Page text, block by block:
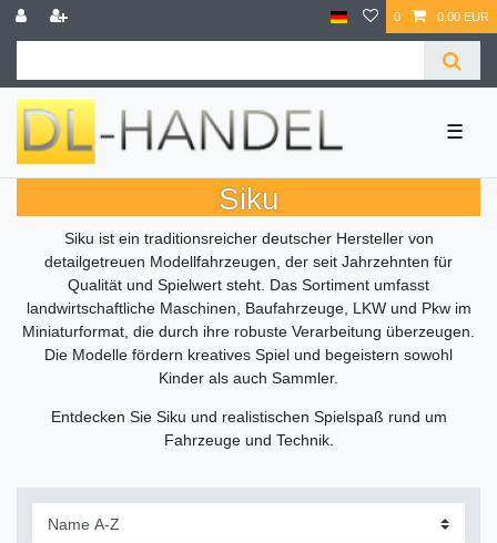
0 0,00 EUR
☰
Siku
Siku ist ein traditionsreicher deutscher Hersteller von
detailgetreuen Modellfahrzeugen, der seit Jahrzehnten für
Qualität und Spielwert steht. Das Sortiment umfasst
landwirtschaftliche Maschinen, Baufahrzeuge, LKW und Pkw im
Miniaturformat, die durch ihre robuste Verarbeitung überzeugen.
Die Modelle fördern kreatives Spiel und begeistern sowohl
Kinder als auch Sammler.
Entdecken Sie Siku und realistischen Spielspaß rund um
Fahrzeuge und Technik.